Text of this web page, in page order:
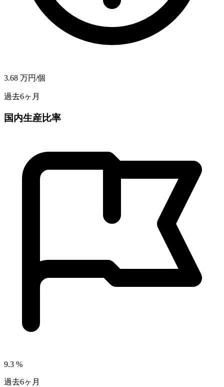
3.68 万円/個
過去6ヶ月
国内生産比率
9.3 %
過去6ヶ月